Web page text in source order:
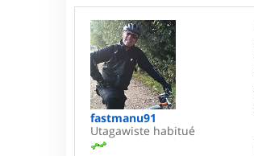
fastmanu91
Utagawiste habitué